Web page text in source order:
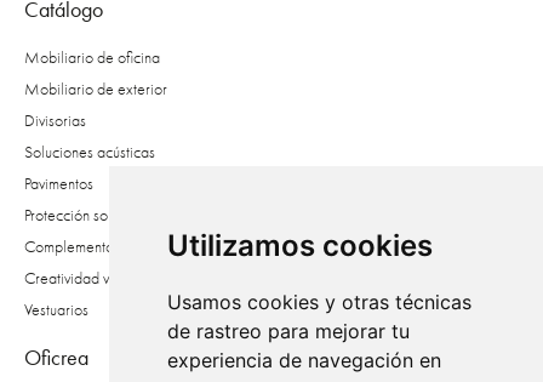
Utilizamos cookies
Usamos cookies y otras técnicas
de rastreo para mejorar tu
experiencia de navegación en
Catálogo
Mobiliario de oficina
Mobiliario de exterior
Divisorias
Soluciones acústicas
Pavimentos
Protección solar
Complementos
Creatividad vegetal
Vestuarios
Oficrea